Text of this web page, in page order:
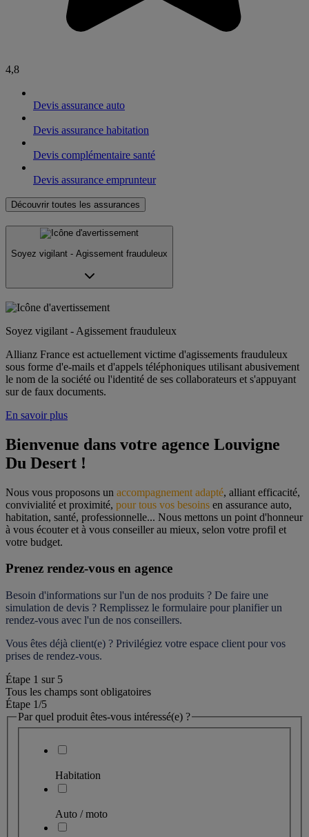
4,8
Devis assurance auto
Devis assurance habitation
Devis complémentaire santé
Devis assurance emprunteur
Découvrir toutes les assurances
Soyez vigilant - Agissement frauduleux
Soyez vigilant - Agissement frauduleux
Allianz France est actuellement victime d'agissements frauduleux
sous forme d'e-mails et d'appels téléphoniques utilisant abusivement
le nom de la société ou l'identité de ses collaborateurs et s'appuyant
sur de faux documents.
En savoir plus
Bienvenue dans votre agence Louvigne
Du Desert !
Nous vous proposons un accompagnement adapté, alliant efficacité,
convivialité et proximité, pour tous vos besoins en assurance auto,
habitation, santé, professionnelle... Nous mettons un point d'honneur
à vous écouter et à vous conseiller au mieux, selon votre profil et
votre budget.
Prenez rendez-vous en agence
Besoin d'informations sur l'un de nos produits ? De faire une
simulation de devis ? Remplissez le formulaire pour planifier un
rendez-vous avec l'un de nos conseillers.
Vous êtes déjà client(e) ? Privilégiez votre espace client pour vos
prises de rendez-vous.
Étape 1 sur 5
Tous les champs sont obligatoires
Étape 1/5
Par quel produit êtes-vous intéressé(e) ?
Habitation
Auto / moto